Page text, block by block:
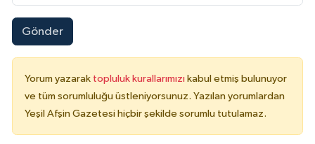
Gönder
Yorum yazarak topluluk kurallarımızı kabul etmiş bulunuyor
ve tüm sorumluluğu üstleniyorsunuz. Yazılan yorumlardan
Yeşil Afşin Gazetesi hiçbir şekilde sorumlu tutulamaz.